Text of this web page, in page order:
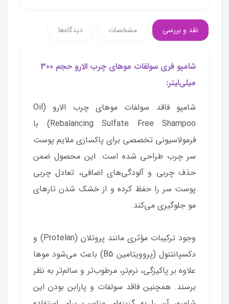
نقد و بررسی مشخصات دیدگاه‌ها
شامپو فری سولفات مو‌های چرب الارو حجم 300
میلی‌لیتر:
شامپو فاقد سولفات موهای چرب الارو (Oil
Rebalancing Sulfate Free Shampoo) با
فرمولاسیونی تخصصی برای پاکسازی ملایم پوست
سر چرب طراحی شده است. این محصول ضمن
حذف چربی و آلودگی‌های اضافی، تعادل چربی
پوست سر را حفظ کرده و از خشک شدن تارهای
مو جلوگیری می‌کند.
وجود ترکیبات مؤثری مانند پروتلان (Protelan) و
دکسپانتنول (پروویتامین B5) باعث می‌شود موها
علاوه بر پاکیزگی، نرم‌تر، مرطوب‌تر و سالم‌تر به نظر
برسند. همچنین فاقد سولفات و پارابن بودن این